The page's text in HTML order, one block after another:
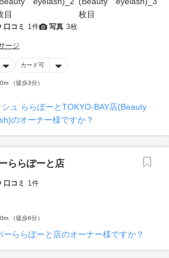
口コミ 1件 写真 3枚
ージ
カード可
（徒歩3分）
シュ ららぽーとTOKYO-BAY店(Beauty
のオーナー様ですか？
ららぽーと店
口コミ 1件
（徒歩6分）
ーららぽーと店のオーナー様ですか？